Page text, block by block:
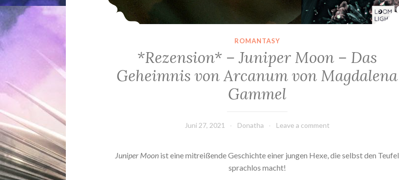
ROMANTASY
*Rezension* – Juniper Moon – Das
Geheimnis von Arcanum von Magdalena
Gammel
Juni 27, 2021 Donatha Leave a comment
Juniper Moon ist eine mitreißende Geschichte einer jungen Hexe, die selbst den Teufel
sprachlos macht!